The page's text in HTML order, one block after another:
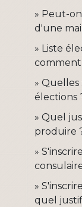
Peut-
d'une
Liste
Quelles
élections
Quel
produire
quel